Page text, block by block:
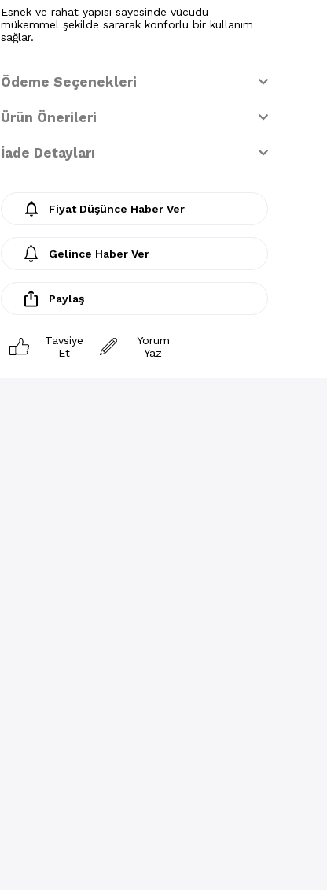
Esnek ve rahat yapısı sayesinde vücudu
mükemmel şekilde sararak konforlu bir kullanım
sağlar.
Ödeme Seçenekleri
Ürün Önerileri
İade Detayları
Fiyat Düşünce Haber Ver
Gelince Haber Ver
Paylaş
Tavsiye
Et
Yorum
Yaz